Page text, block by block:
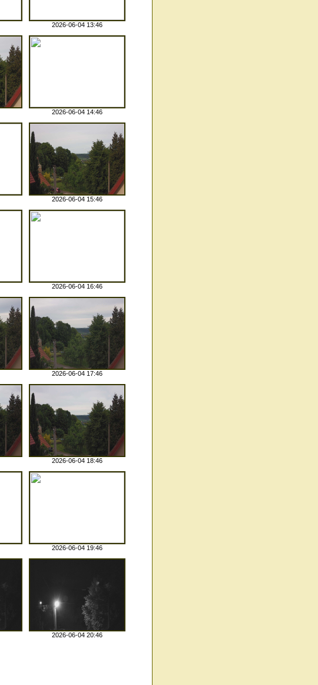
2026-06-04 13:46
2026-06-04 14:46
2026-06-04 15:46
2026-06-04 16:46
2026-06-04 17:46
2026-06-04 18:46
2026-06-04 19:46
2026-06-04 20:46